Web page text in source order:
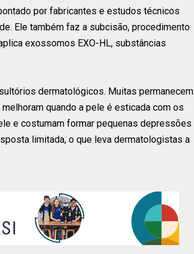
por fabricantes e estudos técnicos
Ele também faz a subcisão, procedimento
exossomos EXO-HL, substâncias
dermatológicos. Muitas permanecem
quando a pele é esticada com os
e costumam formar pequenas depressões
limitada, o que leva dermatologistas a